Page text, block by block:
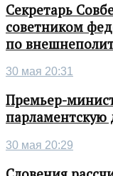
Секретарь
советником
по
30 мая 20:31
Премьер-
парламентскую
30 мая 20:29